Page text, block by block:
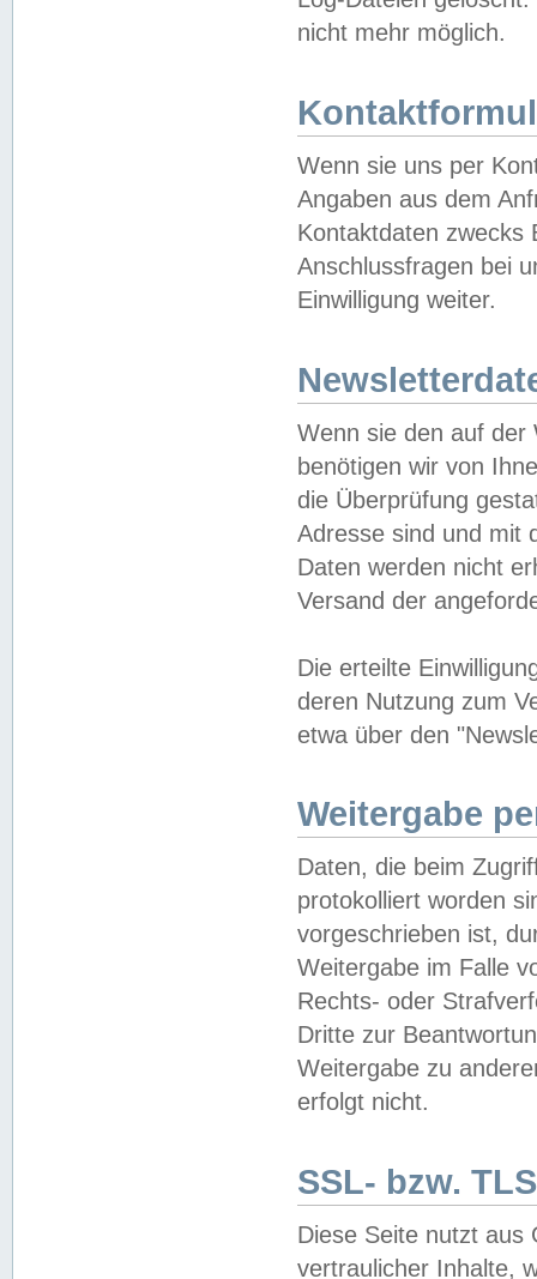
nicht mehr möglich.
Wenn sie uns per
Angaben aus dem
Kontaktdaten zwecks
Anschlussfragen bei
Einwilligung weiter.
Wenn sie den auf der
benötigen wir von
die Überprüfung
Adresse sind und mit
Daten werden nicht
Versand der
Die erteilte
deren Nutzung zum
etwa über den
Weitergabe
Daten, die beim
protokolliert worden
vorgeschrieben ist,
Weitergabe im Falle
Rechts- oder
Dritte zur
Weitergabe zu
erfolgt nicht.
SSL- bzw.
Diese Seite nutzt aus
vertraulicher Inhalte,